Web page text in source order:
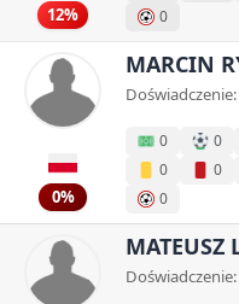
12%
0
0%
MARCIN
Doświadczenie:
0 0
0
0
0
MATEUSZ
Doświadczenie: